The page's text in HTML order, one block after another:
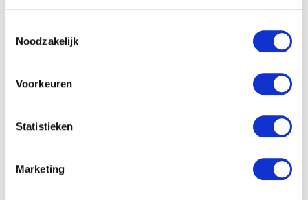
Noodzakelijk
Voorkeuren
Statistieken
Marketing
€18.36
Nijntje Sailor Knuffel 32cm